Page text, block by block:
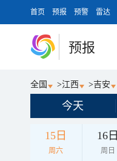
首页 预报 预警 雷达
预报
全国 >江西 >吉安
今天
15日
周六
16日
周日